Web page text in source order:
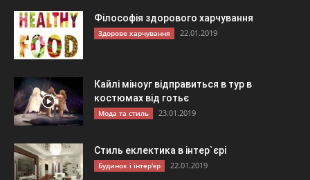
Філософія здорового харчування
Здорове харчування 22.01.2019
Кайлі міноуг відправиться в тур в
костюмах від готьє
Мода та стиль 23.01.2019
Стиль еклектика в інтер`єрі
Будинок і інтер'єр 22.01.2019